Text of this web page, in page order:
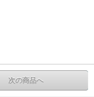
次の商品へ